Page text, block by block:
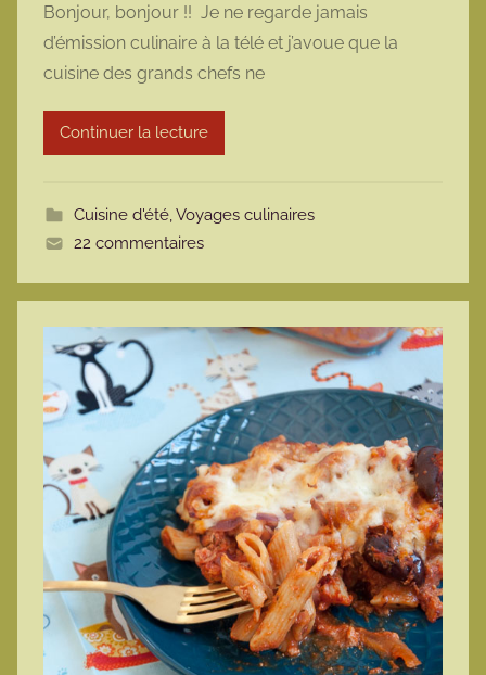
r
m
a
t
Bonjour, bonjour !! Je ne regarde jamais
d’émission culinaire à la télé et j’avoue que la
cuisine des grands chefs ne
Continuer la lecture
Cuisine d'été,Voyages culinaires
22 commentaires